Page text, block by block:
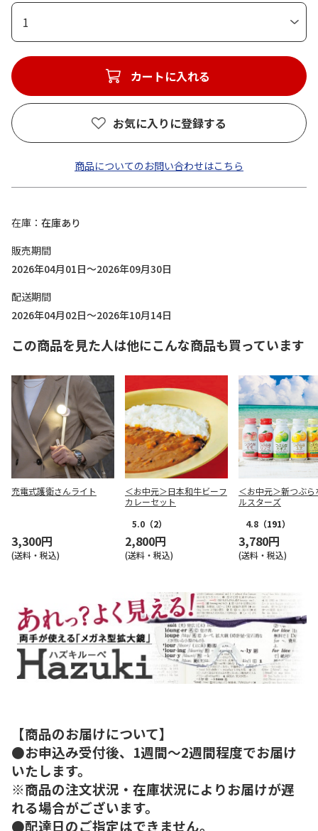
1
カートに入れる
お気に入りに登録する
商品についてのお問い合わせはこちら
在庫
在庫あり
販売期間
2026年04月01日～2026年09月30日
配送期間
2026年04月02日～2026年10月14日
この商品を見た人は他にこんな商品も買っています
充電式護衛さんライト
3,300円
(送料・税込)
＜お中元＞日本和牛ビーフ
カレーセット
5.0 （2）
2,800円
(送料・税込)
＜お中元＞新つぶら
ルスターズ
4.8 （191）
3,780円
(送料・税込)
【商品のお届けについて】
●お申込み受付後、1週間～2週間程度でお届け
いたします。
※商品の注文状況・在庫状況によりお届けが遅
れる場合がございます。
●配達日のご指定はできません。